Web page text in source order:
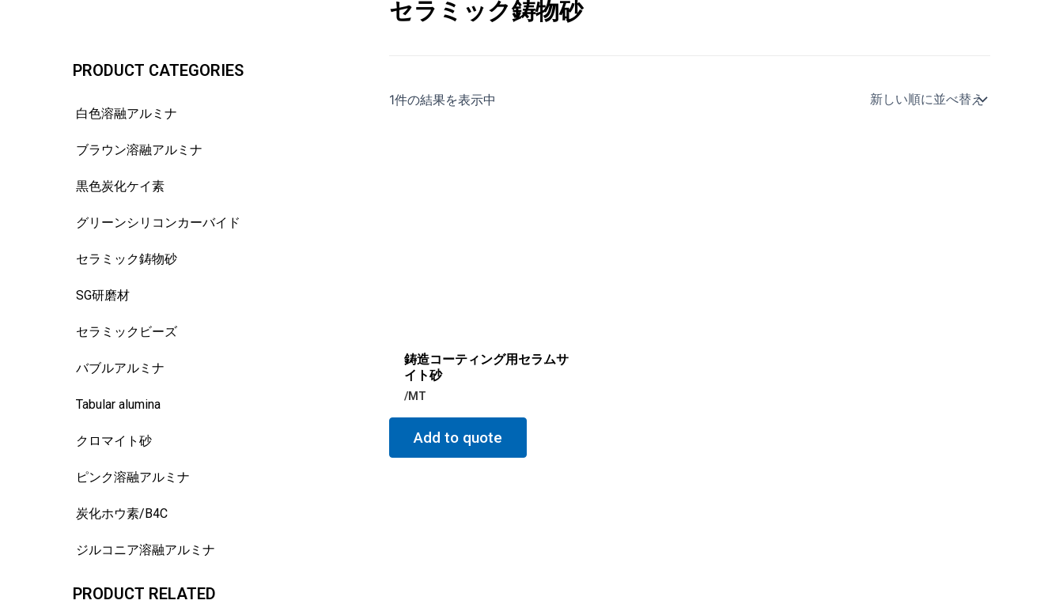
PRODUCT CATEGORIES
白色溶融アルミナ
ブラウン溶融アルミナ
黒色炭化ケイ素
グリーンシリコンカーバイド
セラミック鋳物砂
SG研磨材
セラミックビーズ
バブルアルミナ
Tabular alumina
クロマイト砂
ピンク溶融アルミナ
炭化ホウ素/B4C
ジルコニア溶融アルミナ
PRODUCT RELATED
セラミック鋳物砂
1件の結果を表示中
鋳造コーティング用セラムサ
イト砂
/MT
Add to quote